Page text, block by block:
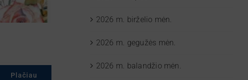
Plačiau
2026 m. birželio mėn.
2026 m. gegužės mėn.
2026 m. balandžio mėn.